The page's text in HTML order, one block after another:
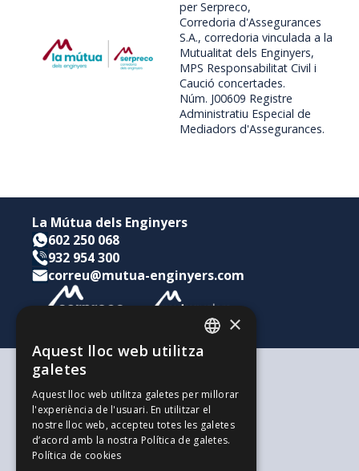
per Serpreco,
Corredoria d'Assegurances
S.A., corredoria vinculada a la
Mutualitat dels Enginyers,
MPS Responsabilitat Civil i
Caució concertades.
Núm. J00609 Registre
Administratiu Especial de
Mediadors d'Assegurances.
La Mútua dels Enginyers
602 250 068
932 954 300
correu@mutua-enginyers.com
Segons les teves necessitats
Per a tu i la teva família
Per als teus estalvis i inversions
Per a la teva empresa
L'alternativa als Autònoms
ENGLISH
×
Aquest lloc web utilitza
galetes
Aquest lloc web utilitza galetes per millorar
l'experiència de l'usuari. En utilitzar el
nostre lloc web, accepteu totes les galetes
d’acord amb la nostra Política de galetes.
Política de cookies